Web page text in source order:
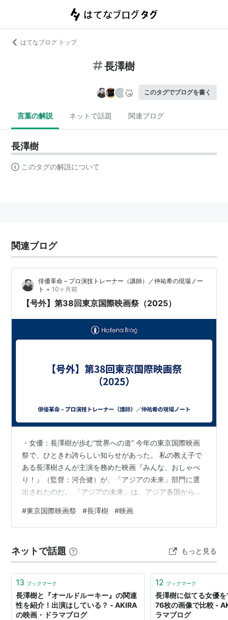
はてなブログ トップ
長澤樹
このタグでブログを書く
言葉の解説 ネットで話題 関連ブログ
長澤樹
このタグの解説について
関連ブログ
俳優革命 – プロ演技トレーナー（講師）／仲祐希の現場ノー
ト • 10ヶ月前
【号外】第38回東京国際映画祭（2025）
・女優：長澤樹が歩む“世界への道” 今年の東京国際映画
祭で、ひときわ誇らしい知らせがあった。 私の教え子で
ある長澤樹さんが主演を務めた映画『みんな、おしゃべ
り！』（監督：河合健）が、「アジアの未来」部門に選
出されたのだ。 「アジアの未来」は、アジア各国から新
舞台に立つということは、単なる出演者の一人ではな
く”次世代を担う表現者”として世界から注目されていると
に20歳の誕生日を迎えたばかり。 その3日後、10月27日
にはレッドカーペットを歩く。 これほど象徴的な節目は
ないだろう。 一人の俳…
#東京国際映画祭 #長澤樹 #映画
ネットで話題 もっと見る
13 ブックマーク
長澤樹と『オールドルーキー』の関連
性を紹介！出演はしている？ - AKIRA
の映画・ドラマブログ
12 ブックマーク
長澤樹に似てる女優
76枚の画像で比較 -
ラマブログ